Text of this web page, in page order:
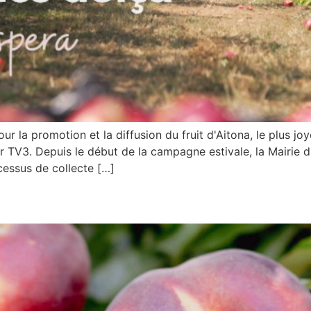
la promotion et la diffusion du fruit d'Aitona, le plus
Depuis le début de la campagne estivale, la Mairie
de collecte […]